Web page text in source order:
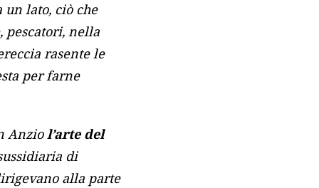
un lato, ciò che
pescatori, nella
rasente le
per farne
Anziol’arte del
di
alla parte